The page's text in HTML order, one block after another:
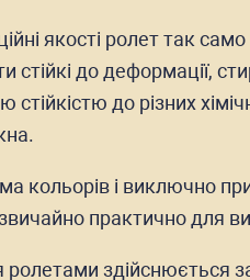
якості ролет так
стійкі до деформації,
стійкістю до різних
кольорів і виключно
практично для
ролетами здійснюється